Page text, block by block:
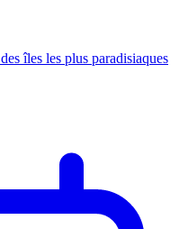
îles les plus paradisiaques